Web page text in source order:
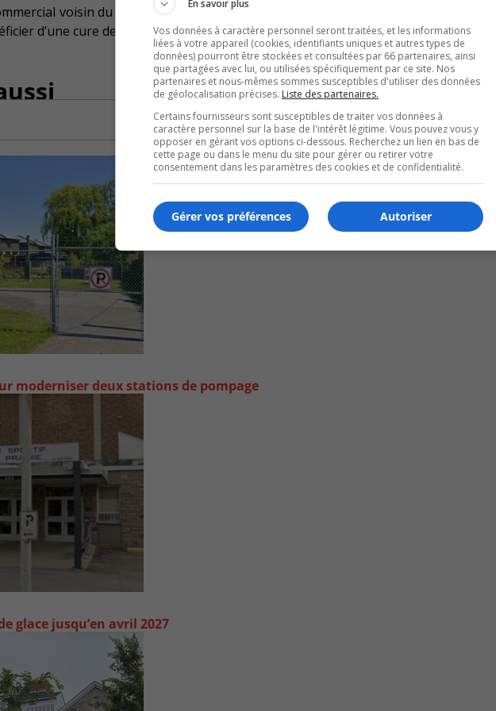
voisin du futur développement immobilier, qui abritait jadis une
d’une cure de rajeunissement.
moderniser deux stations de pompage
glace jusqu’en avril 2027
En savoir plus
Vos données à caractère personnel seront traitées, et les informations
liées à votre appareil (cookies, identifiants uniques et autres types de
données) pourront être stockées et consultées par 66 partenaires, ainsi
que partagées avec lui, ou utilisées spécifiquement par ce site. Nos
partenaires et nous-mêmes sommes susceptibles d'utiliser des données
de géolocalisation précises. Liste des partenaires.
Certains fournisseurs sont susceptibles de traiter vos données à
caractère personnel sur la base de l'intérêt légitime. Vous pouvez vous y
opposer en gérant vos options ci-dessous. Recherchez un lien en bas de
cette page ou dans le menu du site pour gérer ou retirer votre
consentement dans les paramètres des cookies et de confidentialité.
Autoriser
Gérer vos préférences